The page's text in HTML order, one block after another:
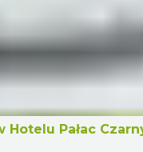
Hotelu Pałac